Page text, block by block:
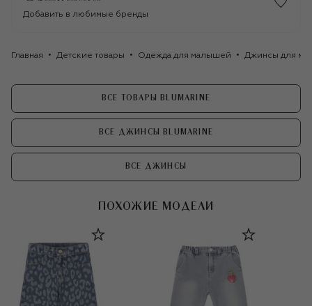
Добавить в любимые бренды
Главная Детские товары Одежда для малышей Джинсы для
ВСЕ ТОВАРЫ BLUMARINE
ВСЕ ДЖИНСЫ BLUMARINE
ВСЕ ДЖИНСЫ
ПОХОЖИЕ МОДЕЛИ